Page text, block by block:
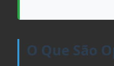
O Que São